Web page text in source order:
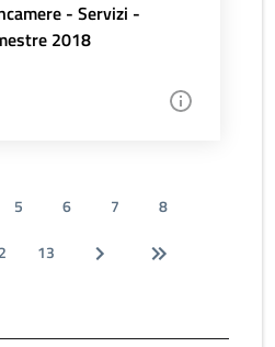
- Servizi -
2018
5 6 7
8
13